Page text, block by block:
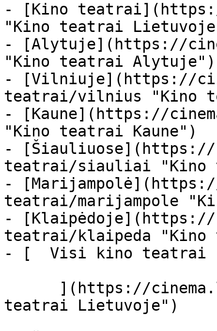
- [Kino
"Kino teatrai
- [Alytuje](https://
"Kino teatrai Alytuje")
- [Vilniuje](https://
teatrai/vilnius "Kino
- [Kaune](https://
"Kino teatrai Kaune")
- [Šiauliuose](https://
teatrai/siauliai "Kino
-
teatrai/marijampole
- [Klaipėdoje](https://
teatrai/klaipeda
- [  Visi kino
teatrai Lietuvoje")